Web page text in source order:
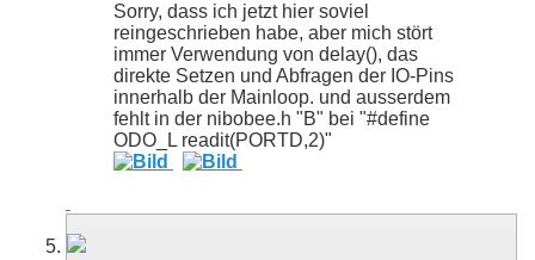
Sorry, dass ich jetzt hier soviel
reingeschrieben habe, aber mich stört
immer Verwendung von delay(), das
direkte Setzen und Abfragen der IO-Pins
innerhalb der Mainloop. und ausserdem
fehlt in der nibobee.h "B" bei "#define
ODO_L readit(PORTD,2)"